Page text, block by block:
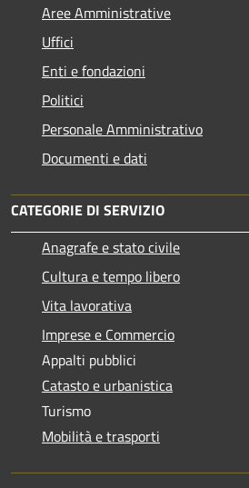
Aree Amministrative
Uffici
Enti e fondazioni
Politici
Personale Amministrativo
Documenti e dati
CATEGORIE DI SERVIZIO
Anagrafe e stato civile
Cultura e tempo libero
Vita lavorativa
Imprese e Commercio
Appalti pubblici
Catasto e urbanistica
Turismo
Mobilità e trasporti